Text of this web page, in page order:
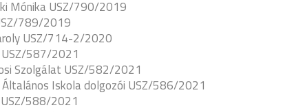
Mónika USZ/790/2019
789/2019
USZ/714-2/2020
USZ/587/2021
Szolgálat USZ/582/2021
Iskola dolgozói USZ/586/2021
588/2021